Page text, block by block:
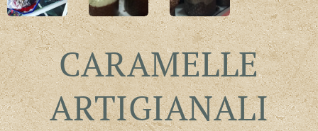
CARAMELLE
ARTIGIANALI